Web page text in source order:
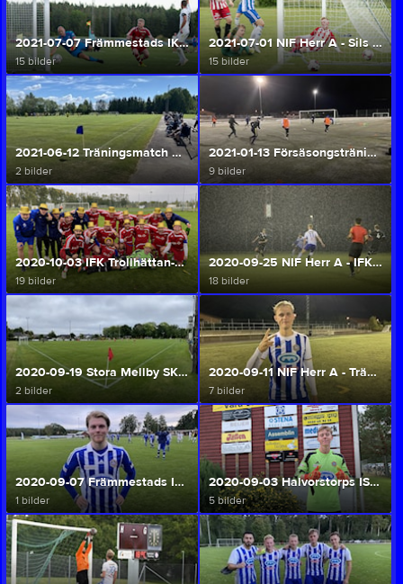
2021-07-07 Främmestads IK - NIF Herr A (Herr A/U)
15 bilder
2021-07-01 NIF Herr A - Sils IF (Herr A/U)
15 bilder
2021-06-12 Träningsmatch NIF - Skepplanda BTK (Herr A/U)
2 bilder
2021-01-13 Försäsongsträning på konstgräsplanen (Herr A/U)
9 bilder
2020-10-03 IFK Trollhättan-NIF HerrA (Serieseger) (Herr A/U)
19 bilder
2020-09-25 NIF Herr A - IFK Emtunga (Herr A/U)
18 bilder
2020-09-19 Stora Mellby SK - NIF Herr A (Herr A/U)
2 bilder
2020-09-11 NIF Herr A - Trässbergs BK (Herr A/U)
7 bilder
2020-09-07 Främmestads IK - NIF Herr U (Herr A/U)
1 bilder
2020-09-03 Halvorstorps IS - NIF Herr A (Herr A/U)
5 bilder